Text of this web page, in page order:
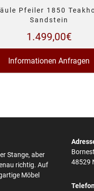
Pfeiler 1850
Sandstein
1.499,00€
Informationen Anfragen
Stange, aber
richtig. Auf
Möbel
48529